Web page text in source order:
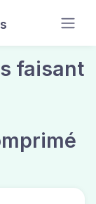
faisant